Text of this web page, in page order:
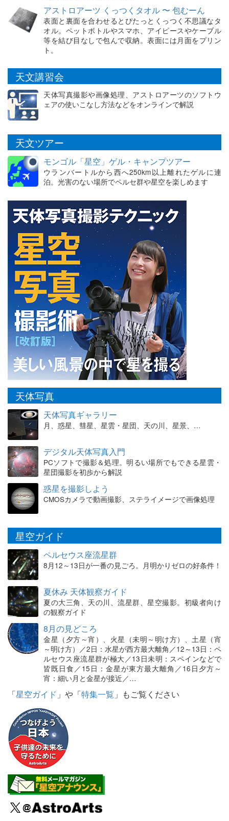
アストロアーツ くっつくタオル 〜 包むーん
表面と裏面を合わせるとぴたっとくっつく不思議なタ
オル。ペットボトルやスマホ、アイピースやケーブル
等を結び目なしで包んで収納。表面には月面をプリン
ト。
天文講習会
天体写真撮影や画像処理、アストロアーツのソフトウ
ェアの使いこなし方法などをオンラインで解説
天文ツアー
モンゴル「星空」ゲル・キャンプツアー
ウランバートルから西へ250km以上離れたゲルに連
泊。光害のない場所でペルセ群や星空を楽しめます
天体写真
天体写真ギャラリー
月、惑星、彗星、星雲・星団、天の川、星景、…
デジタル天体写真入門
PCソフトで撮影＆処理。明るい場所でもできる星雲・
星団撮影を初歩から解説
惑星を撮影しよう
CMOSカメラで動画撮影、ステライメージで画像処理
星空ガイド
ペルセウス座流星群
8月12～13日が一番の見ごろ。月明かりゼロの好条件！
夏休み 天体観察ガイド
夏の大三角、天の川、流星群、星空撮影。初級者向け
の観察ガイド
8月の見どころ
金星（夕方～宵）、火星（未明～明け方）、土星（宵
～明け方）／2日：水星が西方最大離角／12～13日：ペ
ルセウス座流星群が極大／13日未明：スペインなどで
皆既日食／15日：金星が東方最大離角／16日夕方～
宵：細い月と金星が接近／…
「星空ガイド 」や「特集一覧 」もご覧ください